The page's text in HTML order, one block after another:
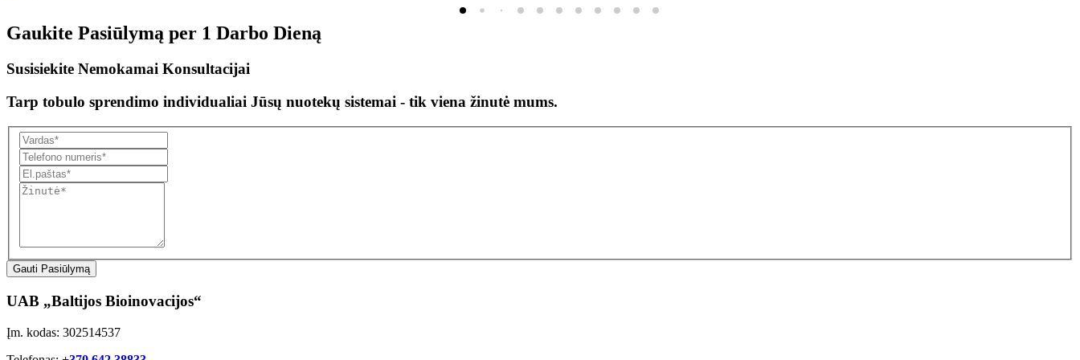
Gaukite Pasiūlymą per 1 Darbo Dieną
Susisiekite Nemokamai Konsultacijai
Tarp tobulo sprendimo individualiai Jūsų nuotekų sistemai - tik viena žinutė mums.
Gauti Pasiūlymą
UAB „Baltijos Bioinovacijos“
Įm. kodas: 302514537